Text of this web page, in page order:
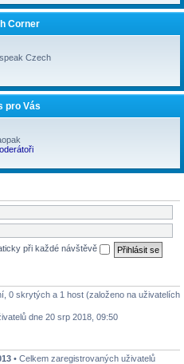
Corner
Czech
pro Vás
při každé návštěvě
0 skrytých a 1 host (založeno na uživatelích
dne 20 srp 2018, 09:50
• Celkem zaregistrovaných uživatelů